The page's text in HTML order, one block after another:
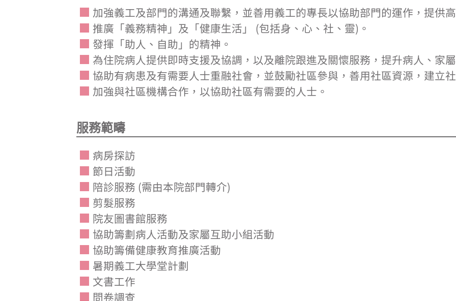
加強義工及部門的溝通及聯繫，並善用義工的專長以協助部門的運作，提供
推廣「義務精神」及「健康生活」 (包括身、心、社、靈)。
發揮「助人、自助」的精神。
為住院病人提供即時支援及協調，以及離院跟進及關懷服務，提升病人、家
協助有病患及有需要人士重融社會，並鼓勵社區參與，善用社區資源，建立
加強與社區機構合作，以協助社區有需要的人士。
服務範疇
病房探訪
節日活動
陪診服務 (需由本院部門轉介)
剪髮服務
院友圖書館服務
協助籌劃病人活動及家屬互助小組活動
協助籌備健康教育推廣活動
暑期義工大學堂計劃
文書工作
問卷調查